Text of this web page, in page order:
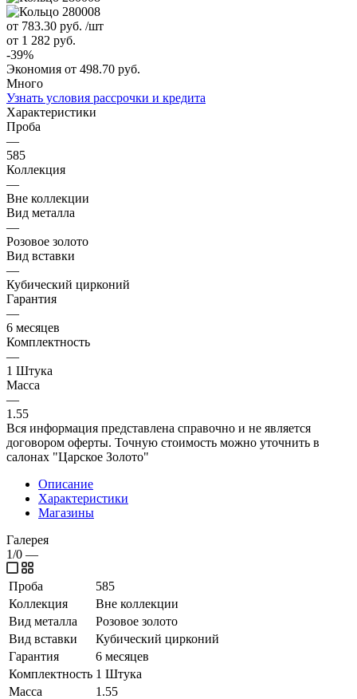
от 783.30 руб. /шт
от 1 282 руб.
-39%
Экономия от 498.70 руб.
Много
Узнать условия рассрочки и кредита
Характеристики
Проба
—
585
Коллекция
—
Вне коллекции
Вид металла
—
Розовое золото
Вид вставки
—
Кубический цирконий
Гарантия
—
6 месяцев
Комплектность
—
1 Штука
Масса
—
1.55
Вся информация представлена справочно и не является
договором оферты. Точную стоимость можно уточнить в
салонах "Царское Золото"
Описание
Характеристики
Магазины
Галерея
1/0 —
Проба
585
Коллекция
Вне коллекции
Вид металла
Розовое золото
Вид вставки
Кубический цирконий
Гарантия
6 месяцев
Комплектность 1 Штука
Масса
1.55